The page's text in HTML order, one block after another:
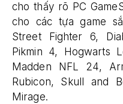
cho thấy rõ PC
cho các tựa game
Street Fighter 6,
Pikmin 4, Hogwarts
Madden NFL 24,
Rubicon, Skull and
Mirage.